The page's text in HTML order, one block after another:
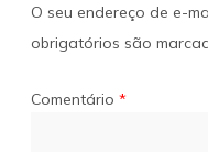
O seu endereço de e-
obrigatórios são
Comentário *